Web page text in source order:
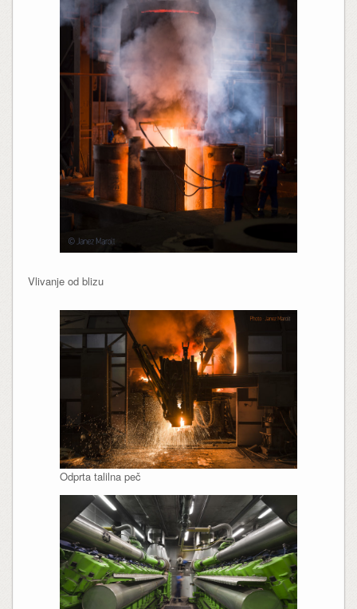
Vlivanje od blizu
Odprta talilna peč